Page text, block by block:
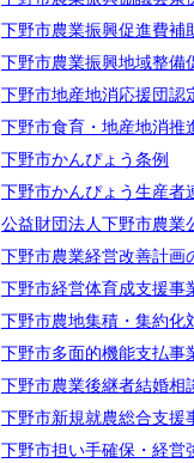
下野市農業振興促進費補
下野市農業振興地域整備
下野市地産地消応援団認
下野市食育・地産地消推
下野市かんぴょう条例
下野市かんぴょう生産者
公益財団法人下野市農業
下野市農業経営改善計画
下野市経営体育成支援事
下野市農地集積・集約化
下野市多面的機能支払事
下野市農業後継者結婚相
下野市新規就農総合支援
下野市担い手確保・経営